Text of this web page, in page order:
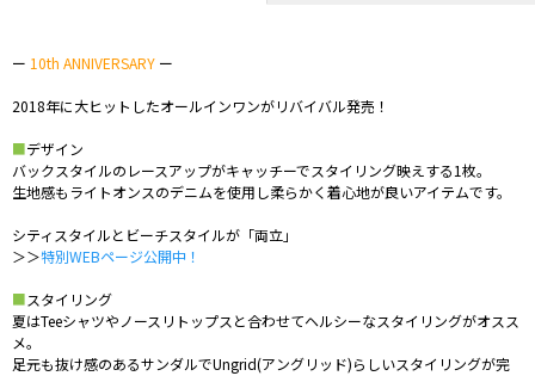
ー 10th ANNIVERSARY ー
2018年に大ヒットしたオールインワンがリバイバル発売！
■デザイン
バックスタイルのレースアップがキャッチーでスタイリング映えする1枚。
生地感もライトオンスのデニムを使用し柔らかく着心地が良いアイテムです。
シティスタイルとビーチスタイルが「両立」
＞＞特別WEBページ公開中！
■スタイリング
夏はTeeシャツやノースリトップスと合わせてヘルシーなスタイリングがオスス
メ。
足元も抜け感のあるサンダルでUngrid(アングリッド)らしいスタイリングが完